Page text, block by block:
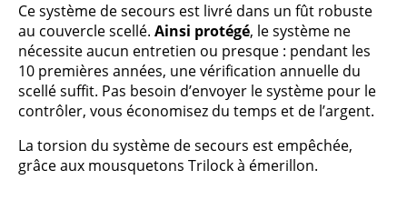
Ce système de secours est livré dans un fût robuste
au couvercle scellé. Ainsi protégé, le système ne
nécessite aucun entretien ou presque : pendant les
10 premières années, une vérification annuelle du
scellé suffit. Pas besoin d’envoyer le système pour le
contrôler, vous économisez du temps et de l’argent.
La torsion du système de secours est empêchée,
grâce aux mousquetons Trilock à émerillon.